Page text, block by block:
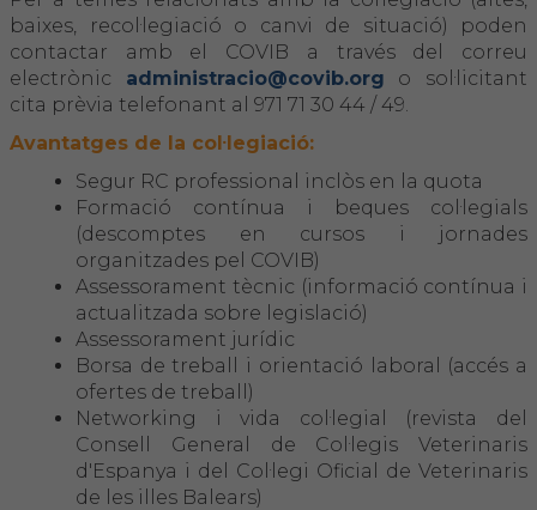
FORMACIÓ
Formació COVIB
Formacions d'altres entitats
Certificats de formacions COVIB
ACTUALITAT
Notícies
Revista Col·legial
Notes de premsa
baixes, recol·legiació o canvi de situació) poden
contactar amb el COVIB a través del correu
electrònic administracio@covib.org o sol·licitant
cita prèvia telefonant al 971 71 30 44 / 49.
Avantatges de la col·legiació:
Segur RC professional inclòs en la quota
Formació contínua i beques col·legials
(descomptes en cursos i jornades
organitzades pel COVIB)
Assessorament tècnic (informació contínua i
actualitzada sobre legislació)
Assessorament jurídic
Borsa de treball i orientació laboral (accés a
ofertes de treball)
Networking i vida col·legial (revista del
Consell General de Col·legis Veterinaris
d'Espanya i del Col·legi Oficial de Veterinaris
de les illes Balears)